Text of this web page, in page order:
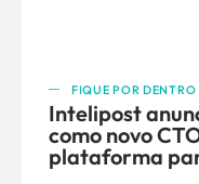
FIQUE POR DENTRO
Intelipost
como novo
plataforma